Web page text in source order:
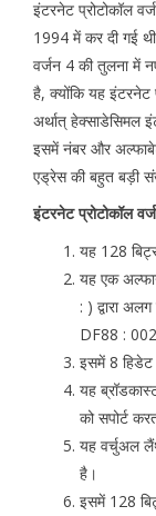
इंटरनेट प्रोटोकॉल
1994 में कर दी गई
वर्जन 4 की तुलना में
है, क्योंकि यह
अर्थात् हेक्साडेसिमल
इसमें नंबर और
एड्रेस की बहुत बड़ी
इंटरनेट प्रोटोकॉल
यह 128
यह एक
: ) द्वारा
DF88 :
इसमें 8 हिडेट
यह
को सपोर्ट
यह वर्चुअल
है।
इसमें 128